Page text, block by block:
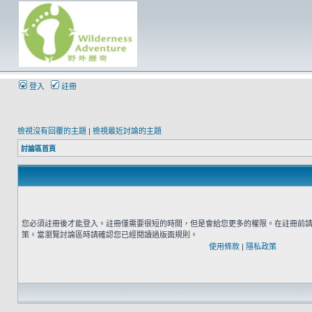
登入 註冊
檢視沒有回覆的主題 | 檢視最近討論的主題
討論區首頁
您必須註冊後才能登入。註冊僅需要很短的時間，但是會給您更多的權限。在註冊前
策。當瀏覽討論區時請確認您已經閱讀過版面規則。
使用條款 | 隱私政策